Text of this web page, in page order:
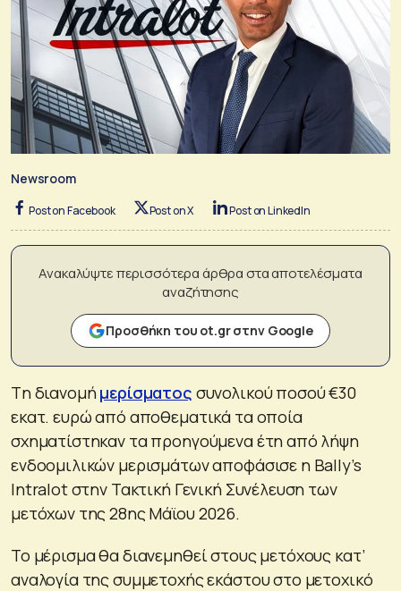
Newsroom
Post on Facebook Post on X Post on LinkedIn
Ανακαλύψτε περισσότερα άρθρα στα αποτελέσματα
αναζήτησης
Προσθήκη του ot.gr στην Google
Tη διανομήμερίσματος συνολικού ποσού €30
εκατ. ευρώ από αποθεματικά τα οποία
σχηματίστηκαν τα προηγούμενα έτη από λήψη
ενδοομιλικών μερισμάτων αποφάσισε η Bally’s
Intralot στην Τακτική Γενική Συνέλευση των
μετόχων της 28ης Μάϊου 2026.
Το μέρισμα θα διανεμηθεί στους μετόχους κατ’
αναλογία της συμμετοχής εκάστου στο μετοχικό